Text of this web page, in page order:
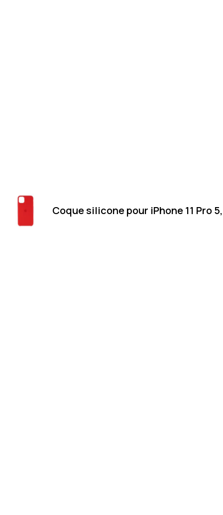
Coque silicone pour iPhone 11 Pro